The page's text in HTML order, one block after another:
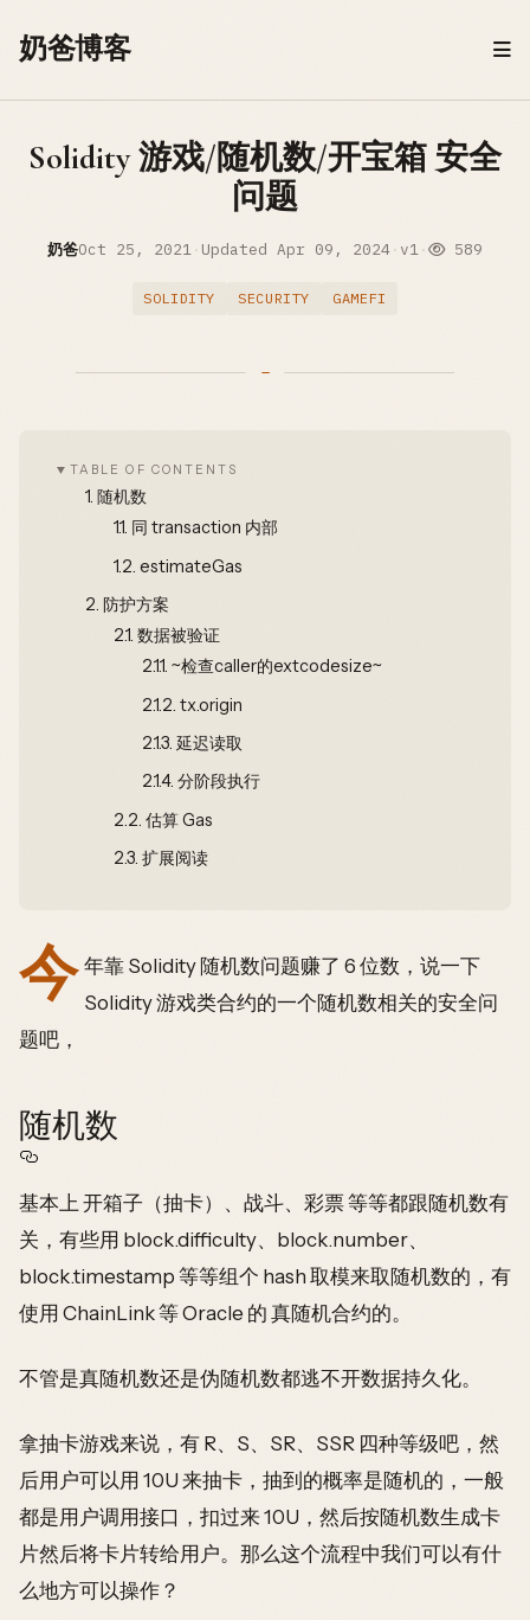
奶爸博客
Solidity 游戏/随机数/开宝箱 安全
问题
奶爸Oct 25, 2021· Updated Apr 09, 2024· v1· 589
SOLIDITY SECURITY GAMEFI
TABLE OF CONTENTS
1. 随机数
1.1. 同 transaction 内部
1.2. estimateGas
2. 防护方案
2.1. 数据被验证
2.1.1. ~检查caller的extcodesize~
2.1.2. tx.origin
2.1.3. 延迟读取
2.1.4. 分阶段执行
2.2. 估算 Gas
2.3. 扩展阅读
今 年靠 Solidity 随机数问题赚了 6 位数，说一下
Solidity 游戏类合约的一个随机数相关的安全问
题吧，
随机数
基本上 开箱子（抽卡）、战斗、彩票 等等都跟随机数有
关，有些用 block.difficulty、block.number、
block.timestamp 等等组个 hash 取模来取随机数的，有
使用 ChainLink 等 Oracle 的 真随机合约的。
不管是真随机数还是伪随机数都逃不开数据持久化。
拿抽卡游戏来说，有 R、S、SR、SSR 四种等级吧，然
后用户可以用 10U 来抽卡，抽到的概率是随机的，一般
都是用户调用接口，扣过来 10U，然后按随机数生成卡
片然后将卡片转给用户。那么这个流程中我们可以有什
么地方可以操作？